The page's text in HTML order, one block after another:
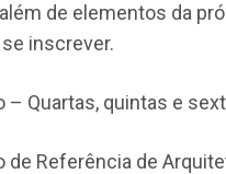
de elementos da
inscrever.
– Quartas, quintas e
de Referência de